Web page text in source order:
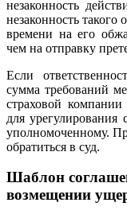
незаконность
незаконность
времени на его
чем на отправку
Если
сумма требований
страховой
для
уполномоченному.
обратиться в суд.
Шаблон
возмещении